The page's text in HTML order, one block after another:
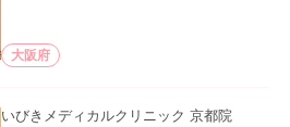
大阪府
いびきメディカルクリニック 京都院